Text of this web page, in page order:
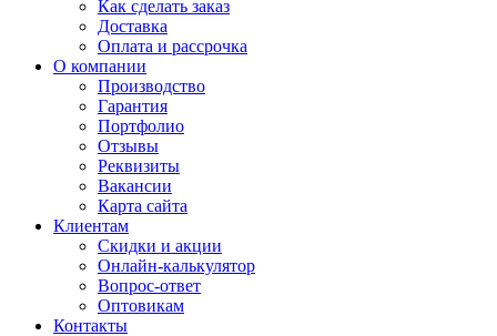
Как сделать заказ
Доставка
Оплата и рассрочка
О компании
Производство
Гарантия
Портфолио
Отзывы
Реквизиты
Вакансии
Карта сайта
Клиентам
Скидки и акции
Онлайн-калькулятор
Вопрос-ответ
Оптовикам
Контакты